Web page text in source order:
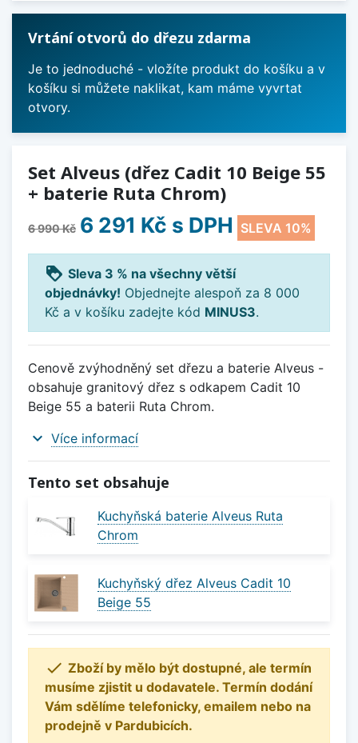
Vrtání otvorů do dřezu zdarma
Je to jednoduché - vložíte produkt do košíku a v
košíku si můžete naklikat, kam máme vyvrtat
otvory.
Set Alveus (dřez Cadit 10 Beige 55
+ baterie Ruta Chrom)
6 990 Kč 6 291 Kč s DPH SLEVA 10%
loyalty Sleva 3 % na všechny větší
objednávky! Objednejte alespoň za 8 000
Kč a v košíku zadejte kód MINUS3.
Cenově zvýhodněný set dřezu a baterie Alveus -
obsahuje granitový dřez s odkapem Cadit 10
Beige 55 a baterii Ruta Chrom.
expand_more Více informací
Tento set obsahuje
Kuchyňská baterie Alveus Ruta
Chrom
Kuchyňský dřez Alveus Cadit 10
Beige 55
 Zboží by mělo být dostupné, ale termín
musíme zjistit u dodavatele. Termín dodání
Vám sdělíme telefonicky, emailem nebo na
prodejně v Pardubicích.